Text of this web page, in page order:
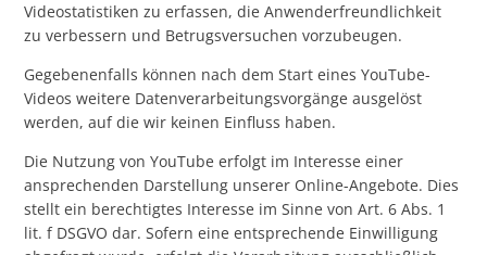
Videostatistiken zu erfassen, die Anwenderfreundlichkeit
zu verbessern und Betrugsversuchen vorzubeugen.
Gegebenenfalls können nach dem Start eines YouTube-
Videos weitere Datenverarbeitungsvorgänge ausgelöst
werden, auf die wir keinen Einfluss haben.
Die Nutzung von YouTube erfolgt im Interesse einer
ansprechenden Darstellung unserer Online-Angebote. Dies
stellt ein berechtigtes Interesse im Sinne von Art. 6 Abs. 1
lit. f DSGVO dar. Sofern eine entsprechende Einwilligung